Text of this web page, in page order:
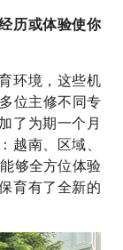
历或体验使你
环境，这些机
位主修不同专
了为期一个月
越南、区域、
够全方位体验
育有了全新的